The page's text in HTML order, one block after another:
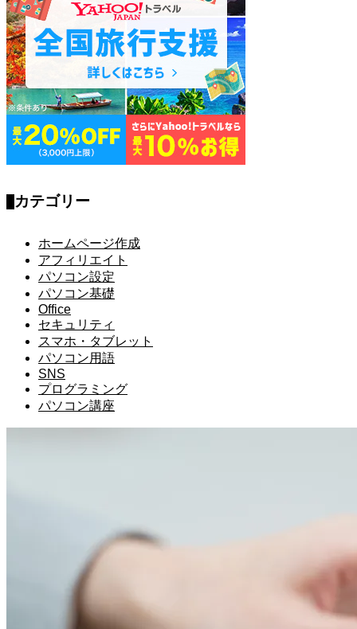
カテゴリー
ホームページ作成
アフィリエイト
パソコン設定
パソコン基礎
Office
セキュリティ
スマホ・タブレット
パソコン用語
SNS
プログラミング
パソコン講座